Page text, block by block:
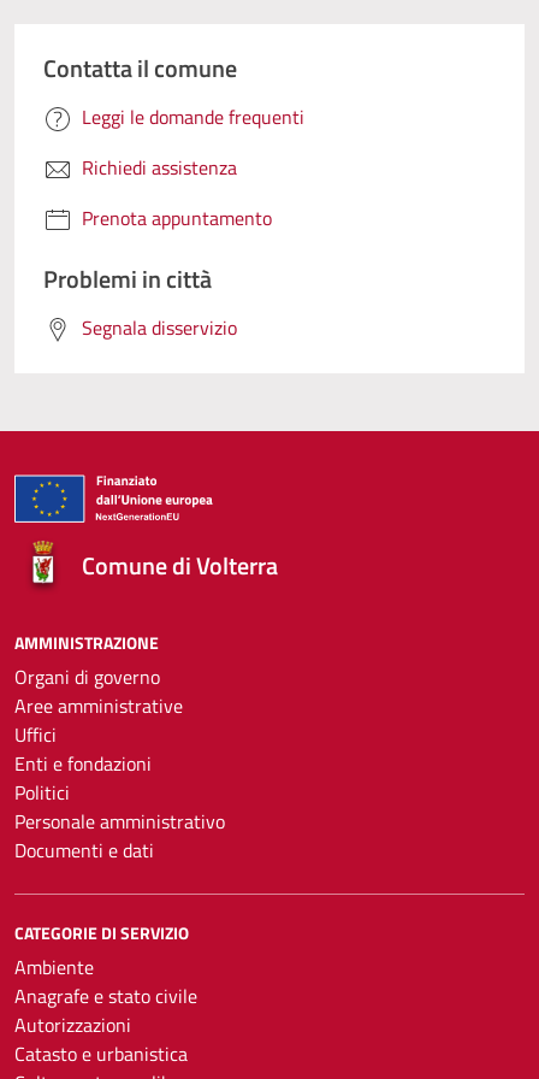
Contatta il comune
Leggi le domande frequenti
Richiedi assistenza
Prenota appuntamento
Problemi in città
Segnala disservizio
Comune di Volterra
AMMINISTRAZIONE
Organi di governo
Aree amministrative
Uffici
Enti e fondazioni
Politici
Personale amministrativo
Documenti e dati
CATEGORIE DI SERVIZIO
Ambiente
Anagrafe e stato civile
Autorizzazioni
Catasto e urbanistica